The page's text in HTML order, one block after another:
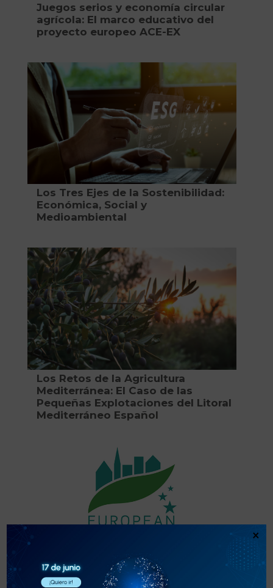
Juegos serios y economía circular
agrícola: El marco educativo del
proyecto europeo ACE-EX
Los Tres Ejes de la Sostenibilidad:
Económica, Social y
Medioambiental
Los Retos de la Agricultura
Mediterránea: El Caso de las
Pequeñas Explotaciones del Litoral
Mediterráneo Español
València, Capital Verde Europea
2024
×